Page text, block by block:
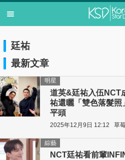
廷祐
最新文章
道英&廷祐入伍NCT
祐還曬「雙色落髮照
平頭
明星
2025年12月9日 12:12 草
NCT廷祐看前輩
綜藝